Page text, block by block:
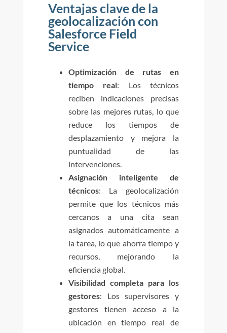
Ventajas clave de la
geolocalización con
Salesforce Field
Service
Optimización de rutas en
tiempo real: Los técnicos
reciben indicaciones precisas
sobre las mejores rutas, lo que
reduce los tiempos de
desplazamiento y mejora la
puntualidad de las
intervenciones.
Asignación inteligente de
técnicos: La geolocalización
permite que los técnicos más
cercanos a una cita sean
asignados automáticamente a
la tarea, lo que ahorra tiempo y
recursos, mejorando la
eficiencia global.
Visibilidad completa para los
gestores: Los supervisores y
gestores tienen acceso a la
ubicación en tiempo real de